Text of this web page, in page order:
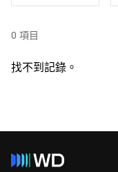
0 項目
找不到記錄。